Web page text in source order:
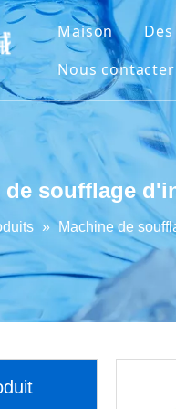
Maison
Nous contacter
de soufflage
» Machine de